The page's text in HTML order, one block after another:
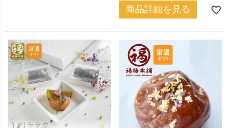
商品詳細を見る